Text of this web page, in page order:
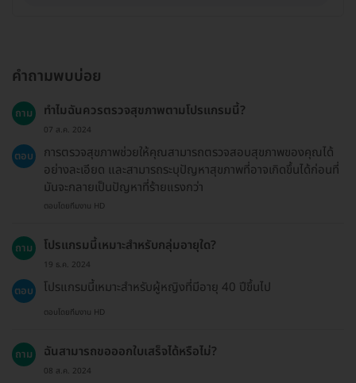
คำถามพบบ่อย
ถาม ทำไมฉันควรตรวจสุขภาพตามโปรแกรมนี้?
07 ส.ค. 2024
ตอบ
การตรวจสุขภาพช่วยให้คุณสามารถตรวจสอบสุขภาพของคุณได้
อย่างละเอียด และสามารถระบุปัญหาสุขภาพที่อาจเกิดขึ้นได้ก่อนที่
มันจะกลายเป็นปัญหาที่ร้ายแรงกว่า
ตอบโดยทีมงาน HD
ถาม โปรแกรมนี้เหมาะสำหรับกลุ่มอายุใด?
19 ธ.ค. 2024
ตอบ โปรแกรมนี้เหมาะสำหรับผู้หญิงที่มีอายุ 40 ปีขึ้นไป
ตอบโดยทีมงาน HD
ถาม ฉันสามารถขอออกใบเสร็จได้หรือไม่?
08 ส.ค. 2024